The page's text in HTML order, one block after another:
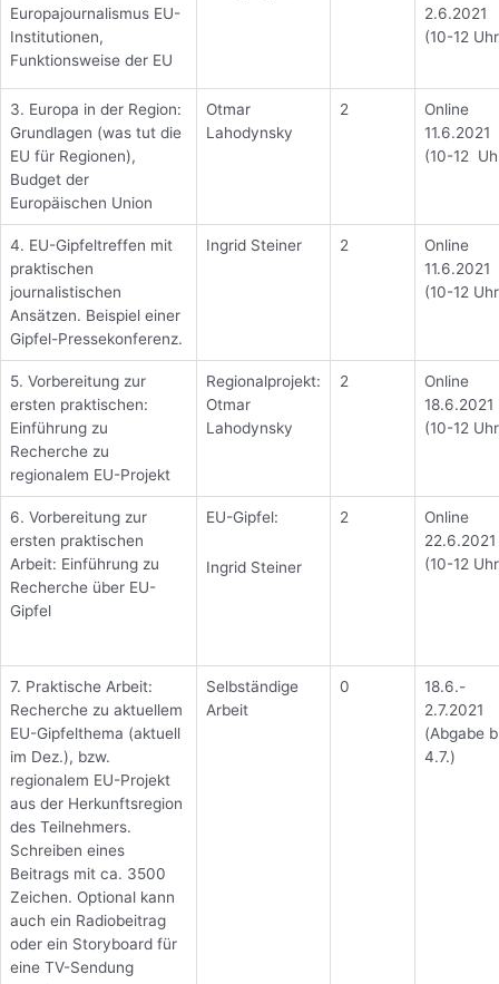
Europajournalismus EU-
Institutionen,
Funktionsweise der EU
2.6.2021
(10-12
3. Europa in der Region:
Grundlagen (was tut die
EU für Regionen),
Budget der
Europäischen Union
Otmar
Lahodynsky
2
Online
11.6.2021
(10-12
4. EU-Gipfeltreffen mit
praktischen
journalistischen
Ansätzen. Beispiel einer
Gipfel-Pressekonferenz.
Ingrid Steiner 2
Online
11.6.2021
(10-12
5. Vorbereitung zur
ersten praktischen:
Einführung zu
Recherche zu
regionalem EU-Projekt
Regionalprojekt:
Otmar
Lahodynsky
2
Online
18.6.2021
(10-12
6. Vorbereitung zur
ersten praktischen
Arbeit: Einführung zu
Recherche über EU-
Gipfel
EU-Gipfel:
Ingrid Steiner
2
Online
22.6.2021
(10-12
7. Praktische Arbeit:
Recherche zu aktuellem
EU-Gipfelthema (aktuell
im Dez.), bzw.
regionalem EU-Projekt
aus der Herkunftsregion
des Teilnehmers.
Schreiben eines
Beitrags mit ca. 3500
Zeichen. Optional kann
auch ein Radiobeitrag
oder ein Storyboard für
eine TV-Sendung
Selbständige
Arbeit
0
18.6.-
2.7.2021
(Abgabe
4.7.)